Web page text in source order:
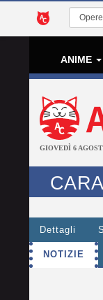
ANIME
GIOVEDÌ 6
Dettagli
NOTIZIE